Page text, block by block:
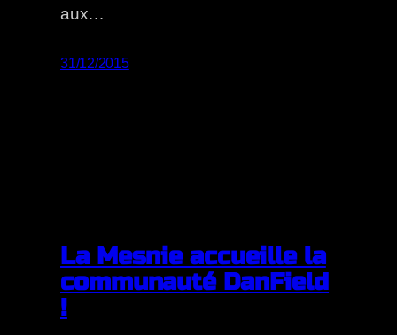
aux…
31/12/2015
La Mesnie accueille la
communauté DanField
!